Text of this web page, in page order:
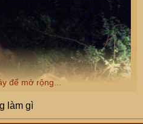
để mở rộng...
làm gì